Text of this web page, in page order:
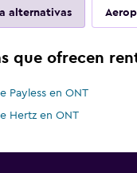
alternativas
que ofrecen
Payless en ONT
Hertz en ONT